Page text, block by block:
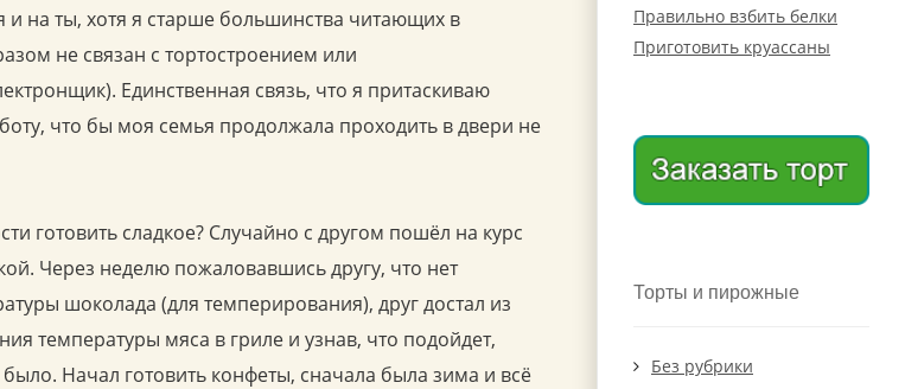
и на ты, хотя я старше большинства читающих в
не связан с тортостроением или
Единственная связь, что я притаскиваю
что бы моя семья продолжала проходить в двери не
готовить сладкое? Случайно с другом пошёл на курс
Через неделю пожаловавшись другу, что нет
шоколада (для темперирования), друг достал из
температуры мяса в гриле и узнав, что подойдет,
Начал готовить конфеты, сначала была зима и всё
Правильно взбить белки
Приготовить круассаны
Торты и пирожные
Без рубрики